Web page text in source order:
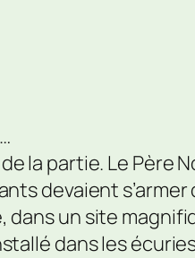
la partie. Le Père
devaient
dans un site
dans les